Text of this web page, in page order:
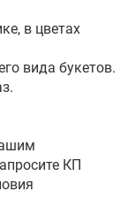
в цветах
вида букетов.
КП